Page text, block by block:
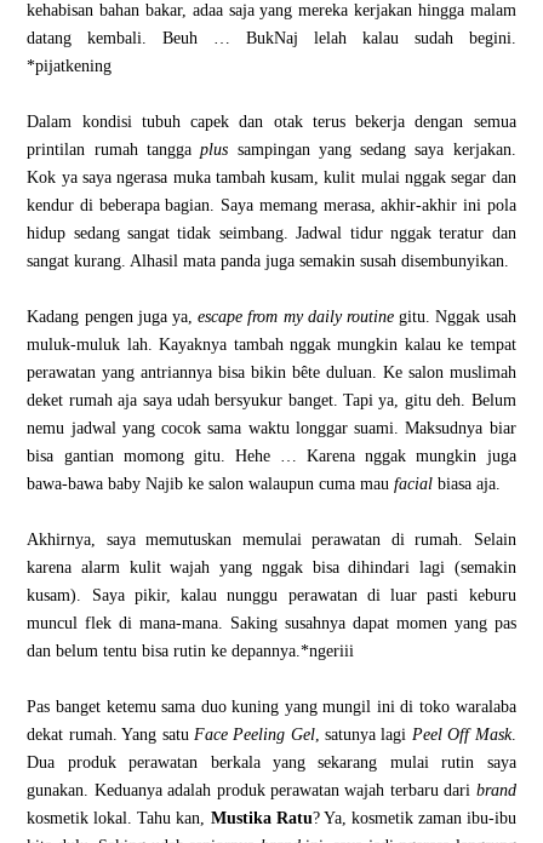
kehabisan bahan bakar, adaa saja yang mereka kerjakan hingga malam
datang kembali. Beuh … BukNaj lelah kalau sudah begini.
*pijatkening
Dalam kondisi tubuh capek dan otak terus bekerja dengan semua
printilan rumah tanggaplus sampingan yang sedang saya kerjakan.
Kok ya saya ngerasa muka tambah kusam, kulit mulai nggak segar dan
kendur di beberapa bagian. Saya memang merasa, akhir-akhir ini pola
hidup sedang sangat tidak seimbang. Jadwal tidur nggak teratur dan
sangat kurang. Alhasil mata panda juga semakin susah disembunyikan.
Kadang pengen juga ya,escape from my daily routine gitu. Nggak usah
muluk-muluk lah. Kayaknya tambah nggak mungkin kalau ke tempat
perawatan yang antriannya bisa bikin bête duluan. Ke salon muslimah
deket rumah aja saya udah bersyukur banget. Tapi ya, gitu deh. Belum
nemu jadwal yang cocok sama waktu longgar suami. Maksudnya biar
bisa gantian momong gitu. Hehe … Karena nggak mungkin juga
bawa-bawa baby Najib ke salon walaupun cuma maufacial biasa aja.
Akhirnya, saya memutuskan memulai perawatan di rumah. Selain
karena alarm kulit wajah yang nggak bisa dihindari lagi (semakin
kusam). Saya pikir, kalau nunggu perawatan di luar pasti keburu
muncul flek di mana-mana. Saking susahnya dapat momen yang pas
dan belum tentu bisa rutin ke depannya.*ngeriii
Pas banget ketemu sama duo kuning yang mungil ini di toko waralaba
dekat rumah. Yang satu Face Peeling Gel, satunya lagi Peel Off Mask.
Dua produk perawatan berkala yang sekarang mulai rutin saya
gunakan. Keduanya adalah produk perawatan wajah terbaru dari brand
kosmetik lokal. Tahu kan, Mustika Ratu? Ya, kosmetik zaman ibu-ibu